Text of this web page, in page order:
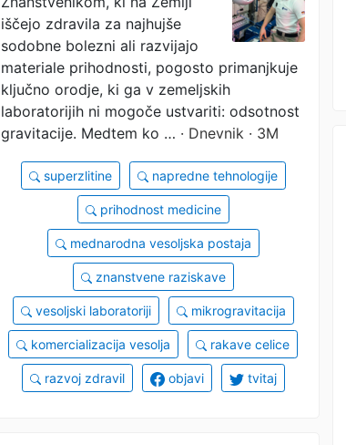
Zemljo
iščejo zdravila za najhujše
sodobne bolezni ali razvijajo
materiale prihodnosti, pogosto primanjkuje
ključno orodje, ki ga v zemeljskih
laboratorijih ni mogoče ustvariti: odsotnost
gravitacije. Medtem ko … · Dnevnik · 3M
superzlitine napredne tehnologije
prihodnost medicine
mednarodna vesoljska postaja
znanstvene raziskave
vesoljski laboratoriji mikrogravitacija
komercializacija vesolja rakave celice
razvoj zdravil objavi tvitaj